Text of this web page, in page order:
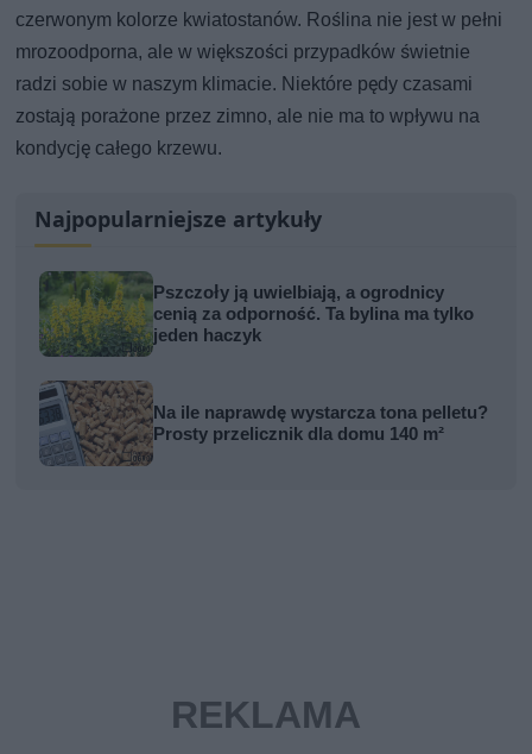
czerwonym kolorze kwiatostanów. Roślina nie jest w pełni
mrozoodporna, ale w większości przypadków świetnie
radzi sobie w naszym klimacie. Niektóre pędy czasami
zostają porażone przez zimno, ale nie ma to wpływu na
kondycję całego krzewu.
Najpopularniejsze artykuły
Pszczoły ją uwielbiają, a ogrodnicy
cenią za odporność. Ta bylina ma tylko
jeden haczyk
Na ile naprawdę wystarcza tona pelletu?
Prosty przelicznik dla domu 140 m²